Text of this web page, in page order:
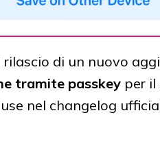
di un nuovo
tramite passkey per il
nel changelog